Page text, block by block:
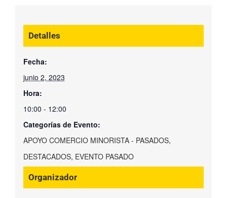
Detalles
Fecha:
junio 2, 2023
Hora:
10:00 - 12:00
Categorías de Evento:
APOYO COMERCIO MINORISTA - PASADOS,
DESTACADOS, EVENTO PASADO
Organizador